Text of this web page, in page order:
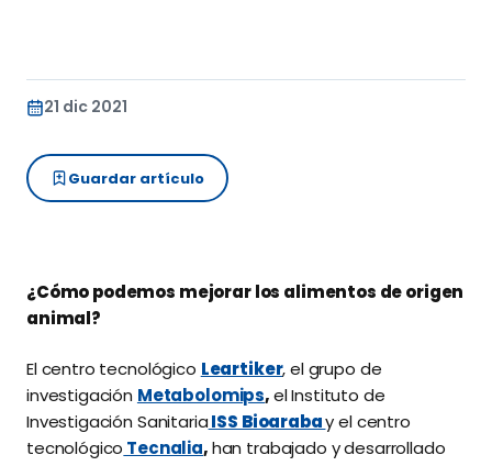
21 dic 2021
Guardar artículo
¿Cómo podemos mejorar los alimentos de origen
animal?
El centro tecnológico Leartiker, el grupo de
investigación Metabolomips,el Instituto de
Investigación SanitariaISS Bioarabay el centro
tecnológico Tecnalia,han trabajado y desarrollado